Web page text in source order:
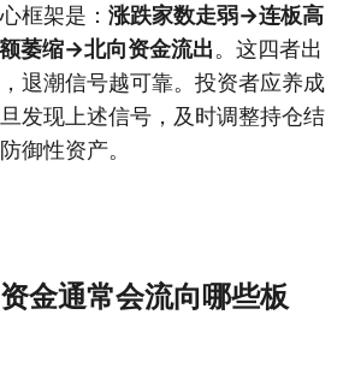
框架是： 涨跌家数走弱→连板高
萎缩→北向资金流出。这四者出
退潮信号越可靠。投资者应养成
发现上述信号，及时调整持仓结
御性资产。
金通常会流向哪些板